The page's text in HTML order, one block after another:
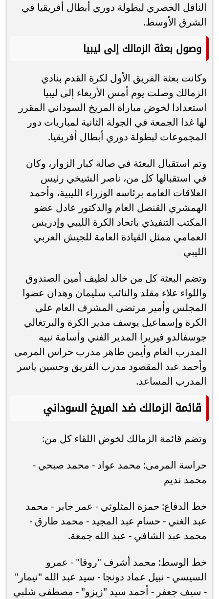
الناقل الحصري لبطولة دوري أبطال أفريقيا في
الشرق الأوسط.
وصول بعثة الزمالك إلى ليبيا
وكانت بعثة الفريق الأول لكرة القدم بنادي
الزمالك وصلت يوم أمس الأربعاء إلى ليبيا
استعدادا لخوض مباراة المريخ السوداني المقرر
لها غدا الجمعة في الجولة الثانية لمباريات دور
المجموعات لبطولة دوري أبطال أفريقيا.
وتم استقبال البعثة في صالة كبار الزوار، وكان
في استقبالها كل من، ناصر الشيخي رئيس
العلاقات العامه برئاسه الوزراء الليبية، وأحمد
الهمشري القنصل العام والدكتور عادل عضو
المكتب التنفيذي باتحاد الكرة الليبي وإدريس
العمامي ممثل القيادة العامة للجيش العربي
الليبي
وتضم البعثة كل من خالد لطيف أمين الصندوق
واللواء علاء مقلد والنائب سليمان وهدان عضوا
المجلس وأمير مرتضى المشرف العام على
الكرة وإسماعيل يوسف مدير الكرة والبرتغالي
جوسفالدو فيريرا المدير الفني وأسامة نبيه
المدرب العام وأيمن طاهر مدرب حراس المرمى
وأحمد عبد المقصود مدرب الفريق وحسين ياسر
المدرب المساعد.
قائمة الزمالك ضد المريخ السوداني
وتضم قائمة الزمالك لخوض اللقاء كل من:
حراسة المرمى: محمد عواد - محمد صبحي -
محمد نديم
خط الدفاع: حمزة المثلوثي - عمر جابر - محمد
عبد الغني - حسام عبد المجيد - محمد طارق -
محمد عبد الشافي - عبد الله جمعة.
خط الوسط: محمد أشرف "روقا" - عمرو
السيسي - نبيل عماد دونجا - سيد عبد الله "نيمار"
- سيف جعفر - أحمد سيد "زيزو" - مصطفى شلبي